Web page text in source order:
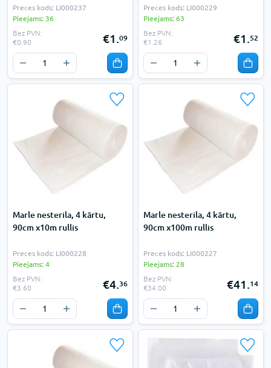
Preces kods: LI000237
Pieejams: 36
Bez PVN:
€0.90
€1.09
Preces kods: LI000229
Pieejams: 63
Bez PVN:
€1.26
€1.52
Marle nesterila, 4 kārtu,
90cm x10m rullis
Preces kods: LI000228
Pieejams: 4
Bez PVN:
€3.60
€4.36
Marle nesterila, 4 kārtu,
90cm x100m rullis
Preces kods: LI000227
Pieejams: 28
Bez PVN:
€34.00
€41.14